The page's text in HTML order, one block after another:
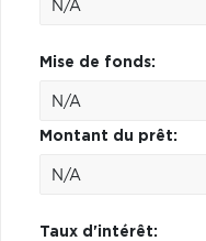
Mise de fonds:
Montant du prêt:
Taux d'intérêt: